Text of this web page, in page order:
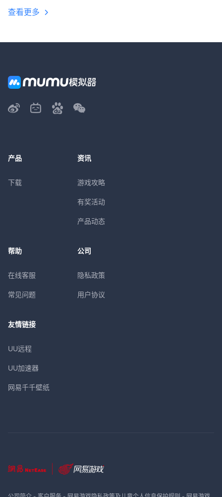
查看更多
产品
下载
资讯
游戏攻略
有奖活动
产品动态
帮助
在线客服
常见问题
公司
隐私政策
用户协议
友情链接
UU远程
UU加速器
网易千千壁纸